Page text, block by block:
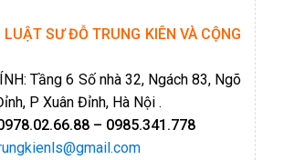
SƯ ĐỖ TRUNG KIÊN VÀ CỘNG
Tầng 6 Số nhà 32, Ngách 83, Ngõ
P Xuân Đỉnh, Hà Nội .
– 0985.341.778